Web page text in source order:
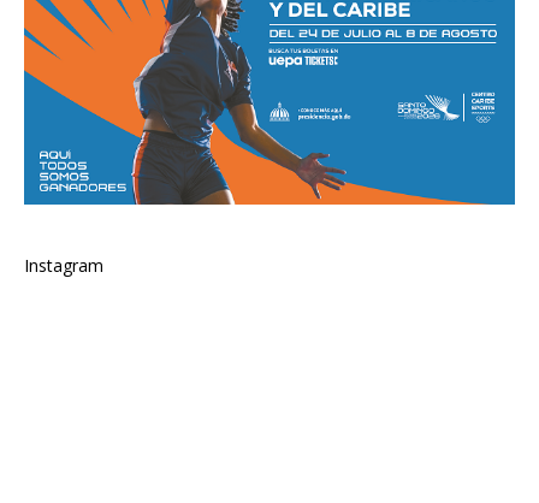
Instagram